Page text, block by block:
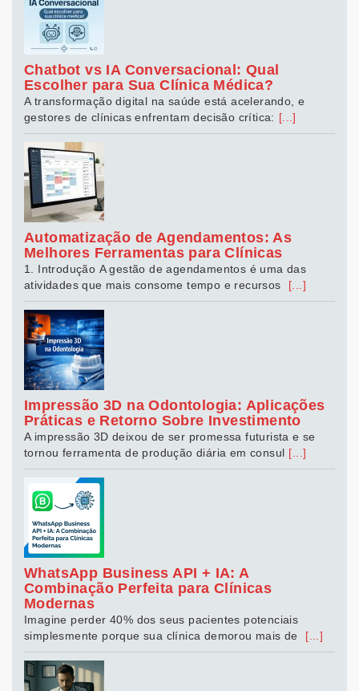
Chatbot vs IA Conversacional: Qual
Escolher para Sua Clínica Médica?
A transformação digital na saúde está acelerando, e
gestores de clínicas enfrentam decisão crítica: [...]
Automatização de Agendamentos: As
Melhores Ferramentas para Clínicas
1. Introdução A gestão de agendamentos é uma das
atividades que mais consome tempo e recursos
[...]
Impressão 3D na Odontologia: Aplicações
Práticas e Retorno Sobre Investimento
A impressão 3D deixou de ser promessa futurista e se
tornou ferramenta de produção diária em consul [...]
WhatsApp Business API + IA: A
Combinação Perfeita para Clínicas
Modernas
Imagine perder 40% dos seus pacientes potenciais
simplesmente porque sua clínica demorou mais de
[...]